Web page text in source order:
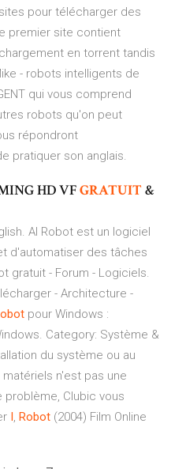
pour télécharger des
premier site contient
en torrent tandis
- robots intelligents de
qui vous comprend
robots qu'on peut
répondront
pratiquer son anglais.
HD VFGRATUIT&
AI Robot est un logiciel
d'automatiser des tâches
gratuit - Forum - Logiciels.
- Architecture -
pour Windows :
Category: Système &
du système ou au
n'est pas une
Clubic vous
, Robot (2004) Film Online